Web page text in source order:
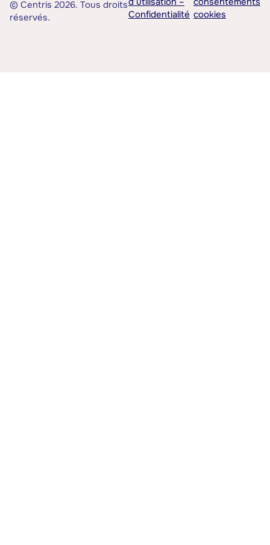
© Centris 2026. Tous droits
réservés.
Confidentialité cookies